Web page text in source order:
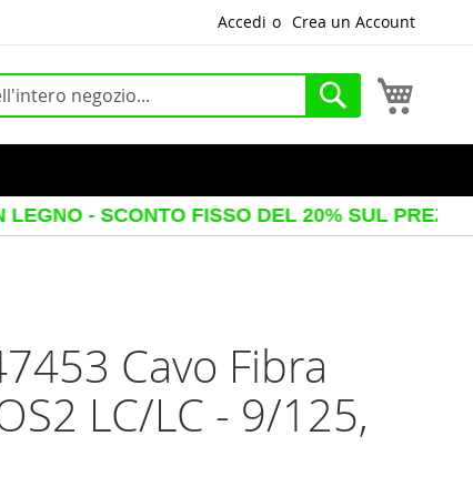
Accedi Crea un Account
Cerca
FISSO DEL 20% SUL PREZZO
Cavo Fibra
LC/LC - 9/125,